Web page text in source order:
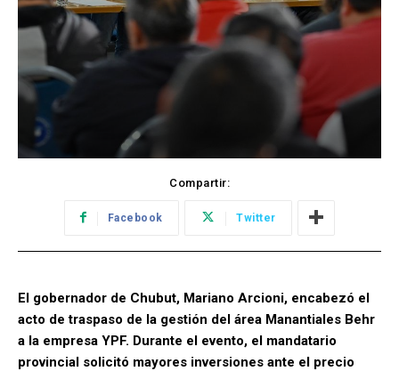
Compartir:
Facebook Twitter
El gobernador de Chubut, Mariano Arcioni, encabezó el
acto de traspaso de la gestión del área Manantiales Behr
a la empresa YPF. Durante el evento, el mandatario
provincial solicitó mayores inversiones ante el precio